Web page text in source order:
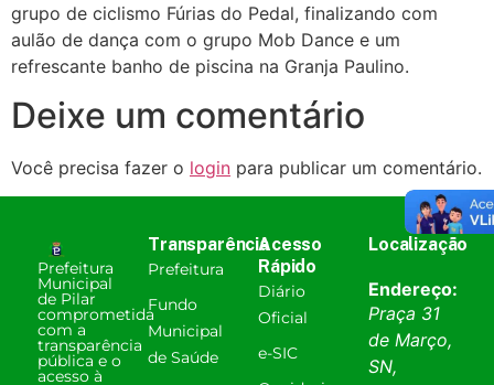
grupo de ciclismo Fúrias do Pedal, finalizando com
aulão de dança com o grupo Mob Dance e um
refrescante banho de piscina na Granja Paulino.
Deixe um comentário
Você precisa fazer o login para publicar um comentário.
Prefeitura
Municipal
de Pilar
comprometida
com a
transparência
pública e o
acesso à
Transparência
Prefeitura
Fundo
Municipal
de Saúde
Acesso
Rápido
Diário
Oficial
e-SIC
Localização
Endereço:
Praça 31
de Março,
SN,